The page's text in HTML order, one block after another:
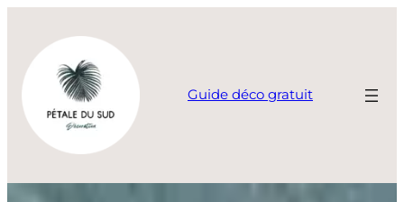
contenu
Guide déco gratuit